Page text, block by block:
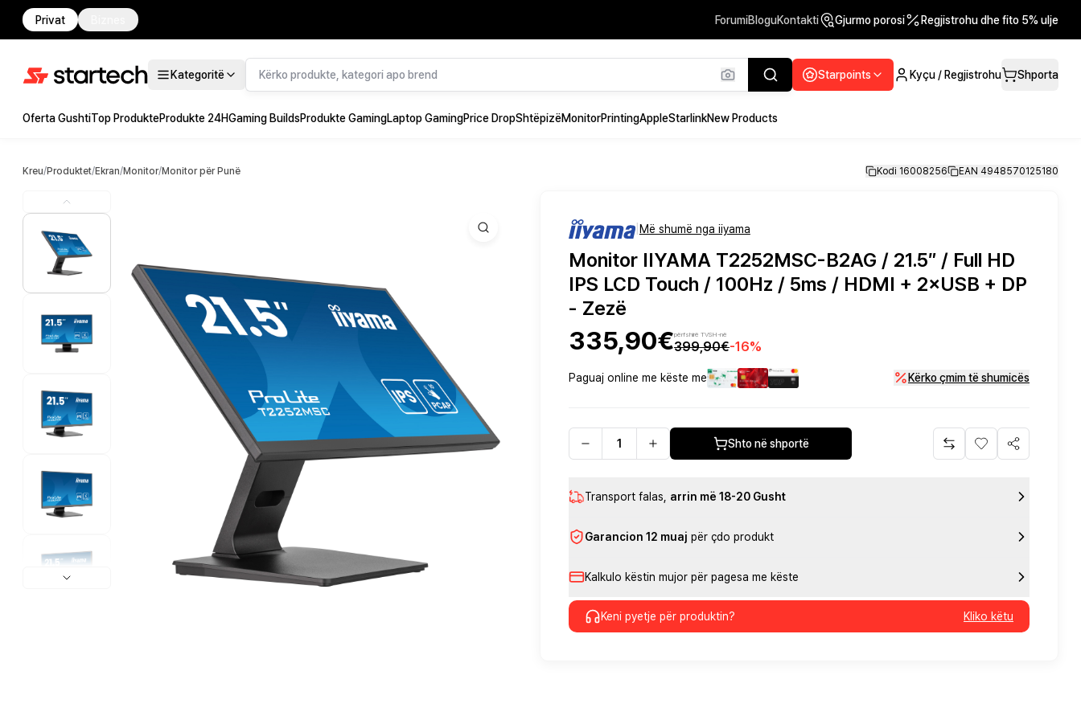
Privat ForumiBloguKontakti Gjurmo porosi Regjistrohu dhe fito 5% ulje
Kategoritë Starpoints Kyçu / Regjistrohu Shporta
Oferta GushtiTop ProdukteProdukte 24HGaming BuildsProdukte GamingLaptop GamingPrice DropShtëpizëMonitorPrintingAppleStarlinkNew Products
Kreu/Produktet/Ekran/Monitor/Monitor për Punë Kodi 16008256 EAN 4948570125180
| Më shumë nga iiyama
Monitor IIYAMA T2252MSC-B2AG / 21.5″ / Full HD
IPS LCD Touch / 100Hz / 5ms / HDMI + 2×USB + DP
- Zezë
335,90€përfshirë TVSH-në
399,90€-16%
Paguaj online me këste me Kërko çmim të shumicës
Shto në shportë
Transport falas arrin më 18-20 Gusht
Garancion 12 muaj për çdo produkt
Kalkulo këstin mujor për pagesa me këste
Keni pyetje për produktin? Kliko këtu